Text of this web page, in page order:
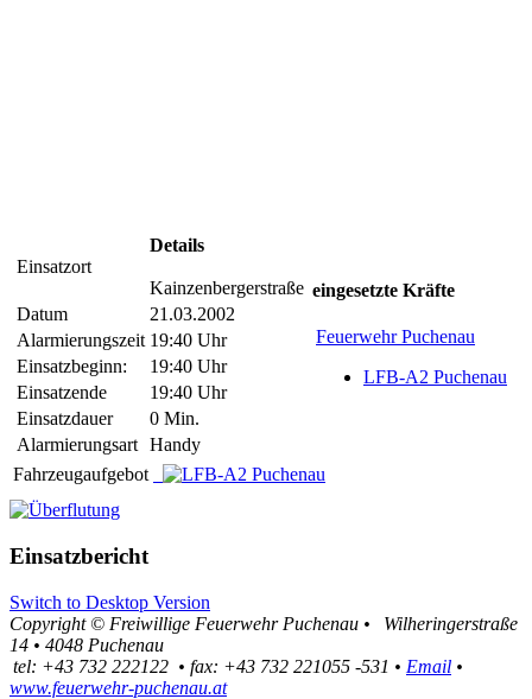
Einsatzort
Details
Kainzenbergerstraße
Datum
21.03.2002
Alarmierungszeit 19:40 Uhr
Einsatzbeginn:
19:40 Uhr
Einsatzende
19:40 Uhr
Einsatzdauer
0 Min.
Alarmierungsart Handy
eingesetzte Kräfte
Feuerwehr Puchenau
LFB-A2 Puchenau
Fahrzeugaufgebot
Einsatzbericht
Switch to Desktop Version
Copyright © Freiwillige Feuerwehr Puchenau •
Wilheringerstraße
14 • 4048 Puchenau
tel: +43 732 222122 • fax: +43 732 221055 -531 • Email •
www.feuerwehr-puchenau.at